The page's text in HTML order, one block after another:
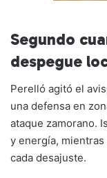
Segundo
despegue
Perelló agitó el
una defensa en
ataque zamorano.
y energía,
cada desajuste.